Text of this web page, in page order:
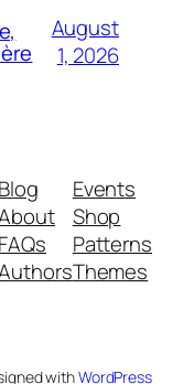
August
1, 2026
Blog
FAQs
Events
Shop
Patterns
Themes
withWordPress